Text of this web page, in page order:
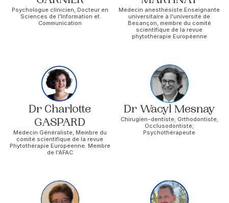
Psychologue clinicien, Docteur en
Sciences de l'Information et
Communication
Médecin anesthésiste.Enseignante
universitaire à l'université de
Besançon, membre du comité
scientifique de la revue
phytothérapie Européenne
Dr Charlotte
GASPARD
Médecin Généraliste, Membre du
comité scientifique de la revue
Phytothérapie Européenne. Membre
de l'AFAC
Dr Wacyl Mesnay
Chirugien-dentiste; Orthodontiste;
Occlusodontiste;
Psychothérapeute